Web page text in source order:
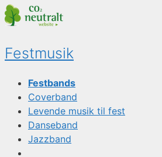
Festmusik
Festbands
Coverband
Levende musik til fest
Danseband
Jazzband